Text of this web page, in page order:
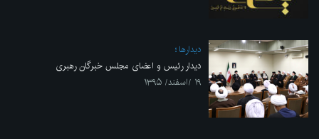
ديدارها
دیدار رئیس و اعضای مجلس خبرگان رهبری
۱۹ /اسفند/ ۱۳۹۵